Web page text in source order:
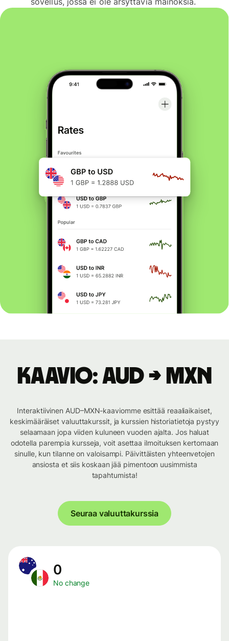
Kaavio: AUD → MXN
Interaktiivinen AUD–MXN-kaaviomme esittää reaaliaikaiset,
keskimääräiset valuuttakurssit, ja kurssien historiatietoja pystyy
selaamaan jopa viiden kuluneen vuoden ajalta. Jos haluat
odotella parempia kursseja, voit asettaa ilmoituksen kertomaan
sinulle, kun tilanne on valoisampi. Päivittäisten yhteenvetojen
ansiosta et siis koskaan jää pimentoon uusimmista
tapahtumista!
Seuraa valuuttakurssia
0
No change